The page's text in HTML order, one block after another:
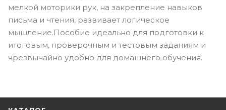
мелкой моторики рук, на закрепление навыков
письма и чтения, развивает логическое
мышление.Пособие идеально для подготовки к
итоговым, проверочным и тестовым заданиям и
чрезвычайно удобно для домашнего обучения.